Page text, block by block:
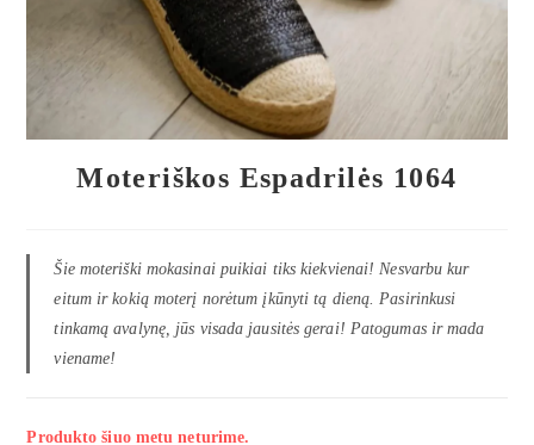
Moteriškos Espadrilės 1064
Šie moteriški mokasinai puikiai tiks kiekvienai! Nesvarbu kur
eitum ir kokią moterį norėtum įkūnyti tą dieną. Pasirinkusi
tinkamą avalynę, jūs visada jausitės gerai! Patogumas ir mada
viename!
Produkto šiuo metu neturime.